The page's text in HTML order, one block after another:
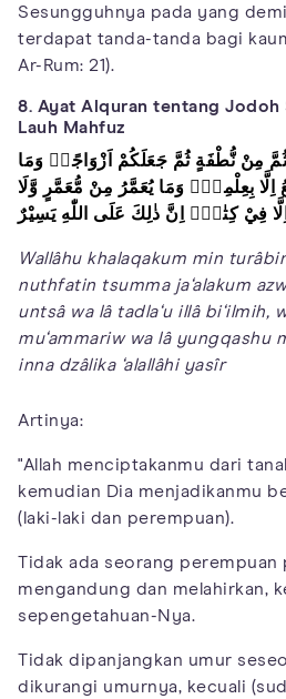
Sesungguhnya pada yang
terdapat tanda-tanda bagi
Ar-Rum: 21).
8. Ayat Alquran tentang Jodoh
Lauh Mahfuz
مِنْ نُّطْفَةٍ ثُمَّ جَعَلَكُمْ اَزْوَاجًاۗ وَمَا
اِلَّا بِعِلْمِهٖۗ وَمَا يُعَمَّرُ مِنْ مُّعَمَّرٍ وَّلَا
فِيْ كِتٰبٍۗ اِنَّ ذٰلِكَ عَلَى اللّٰهِ يَسِيْرٌ
Wallâhu khalaqakum min
nuthfatin tsumma ja‘alakum
untsâ wa lâ tadla‘u illâ bi‘ilmih,
mu‘ammariw wa lâ yungqashu
inna dzâlika ‘alallâhi yasîr
Artinya:
"Allah menciptakanmu dari
kemudian Dia menjadikanmu
(laki-laki dan perempuan).
Tidak ada seorang perempuan
mengandung dan melahirkan,
sepengetahuan-Nya.
Tidak dipanjangkan umur
dikurangi umurnya, kecuali